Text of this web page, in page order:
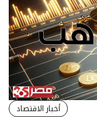
أخبار الاقتصاد